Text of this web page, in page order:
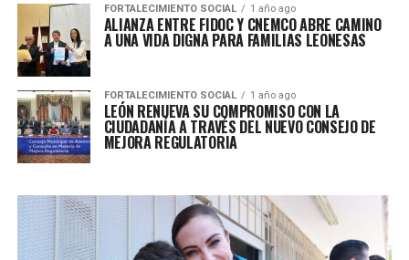
FORTALECIMIENTO SOCIAL 1 año ago
ALIANZA ENTRE FIDOC Y CNEMCO ABRE CAMINO
A UNA VIDA DIGNA PARA FAMILIAS LEONESAS
FORTALECIMIENTO SOCIAL 1 año ago
LEÓN RENUEVA SU COMPROMISO CON LA
CIUDADANÍA A TRAVÉS DEL NUEVO CONSEJO DE
MEJORA REGULATORIA